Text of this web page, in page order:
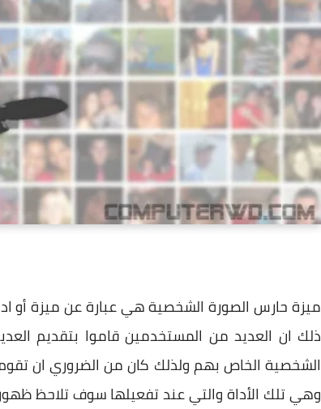
ميزة حارس الصورة الشخصية هي عبارة عن ميزة أو
ذلك ان العديد من المستخدمين قاموا بتقديم
الشخصية الخاص بهم ولذلك كان من الضروري ان
وهي تلك الأداة والتي عند تفعيلها سوف تلاحظ